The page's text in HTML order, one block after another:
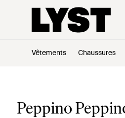
Vêtements Chaussures
Peppino